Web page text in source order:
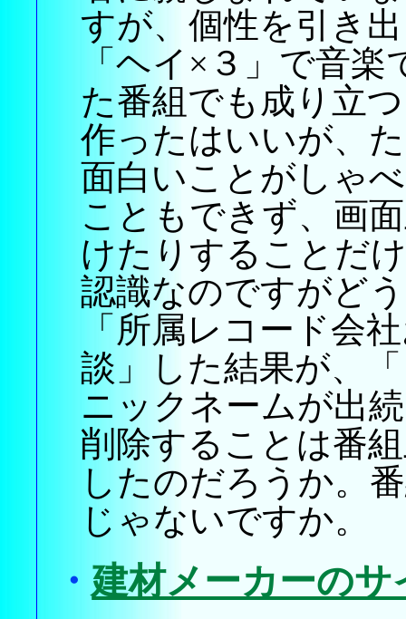
すが、個性を引き
「ヘイ×３」で音
た番組でも成り立
作ったはいいが、
面白いことがしゃ
こともできず、画
けたりすることだ
認識なのですがど
「所属レコード会
談」した結果が、
ニックネームが出
削除することは番
したのだろうか。
じゃないですか。
・ 建材メーカーの